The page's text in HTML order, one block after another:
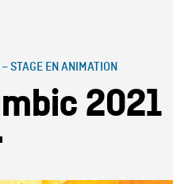
STAGE EN ANIMATION
2021